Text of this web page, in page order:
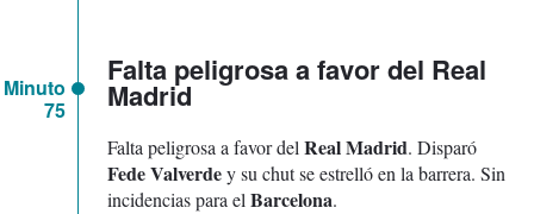
Minuto
75
Falta peligrosa a favor del Real
Madrid
Falta peligrosa a favor del Real Madrid. Disparó
Fede Valverdey su chut se estrelló en la barrera. Sin
incidencias para el Barcelona.